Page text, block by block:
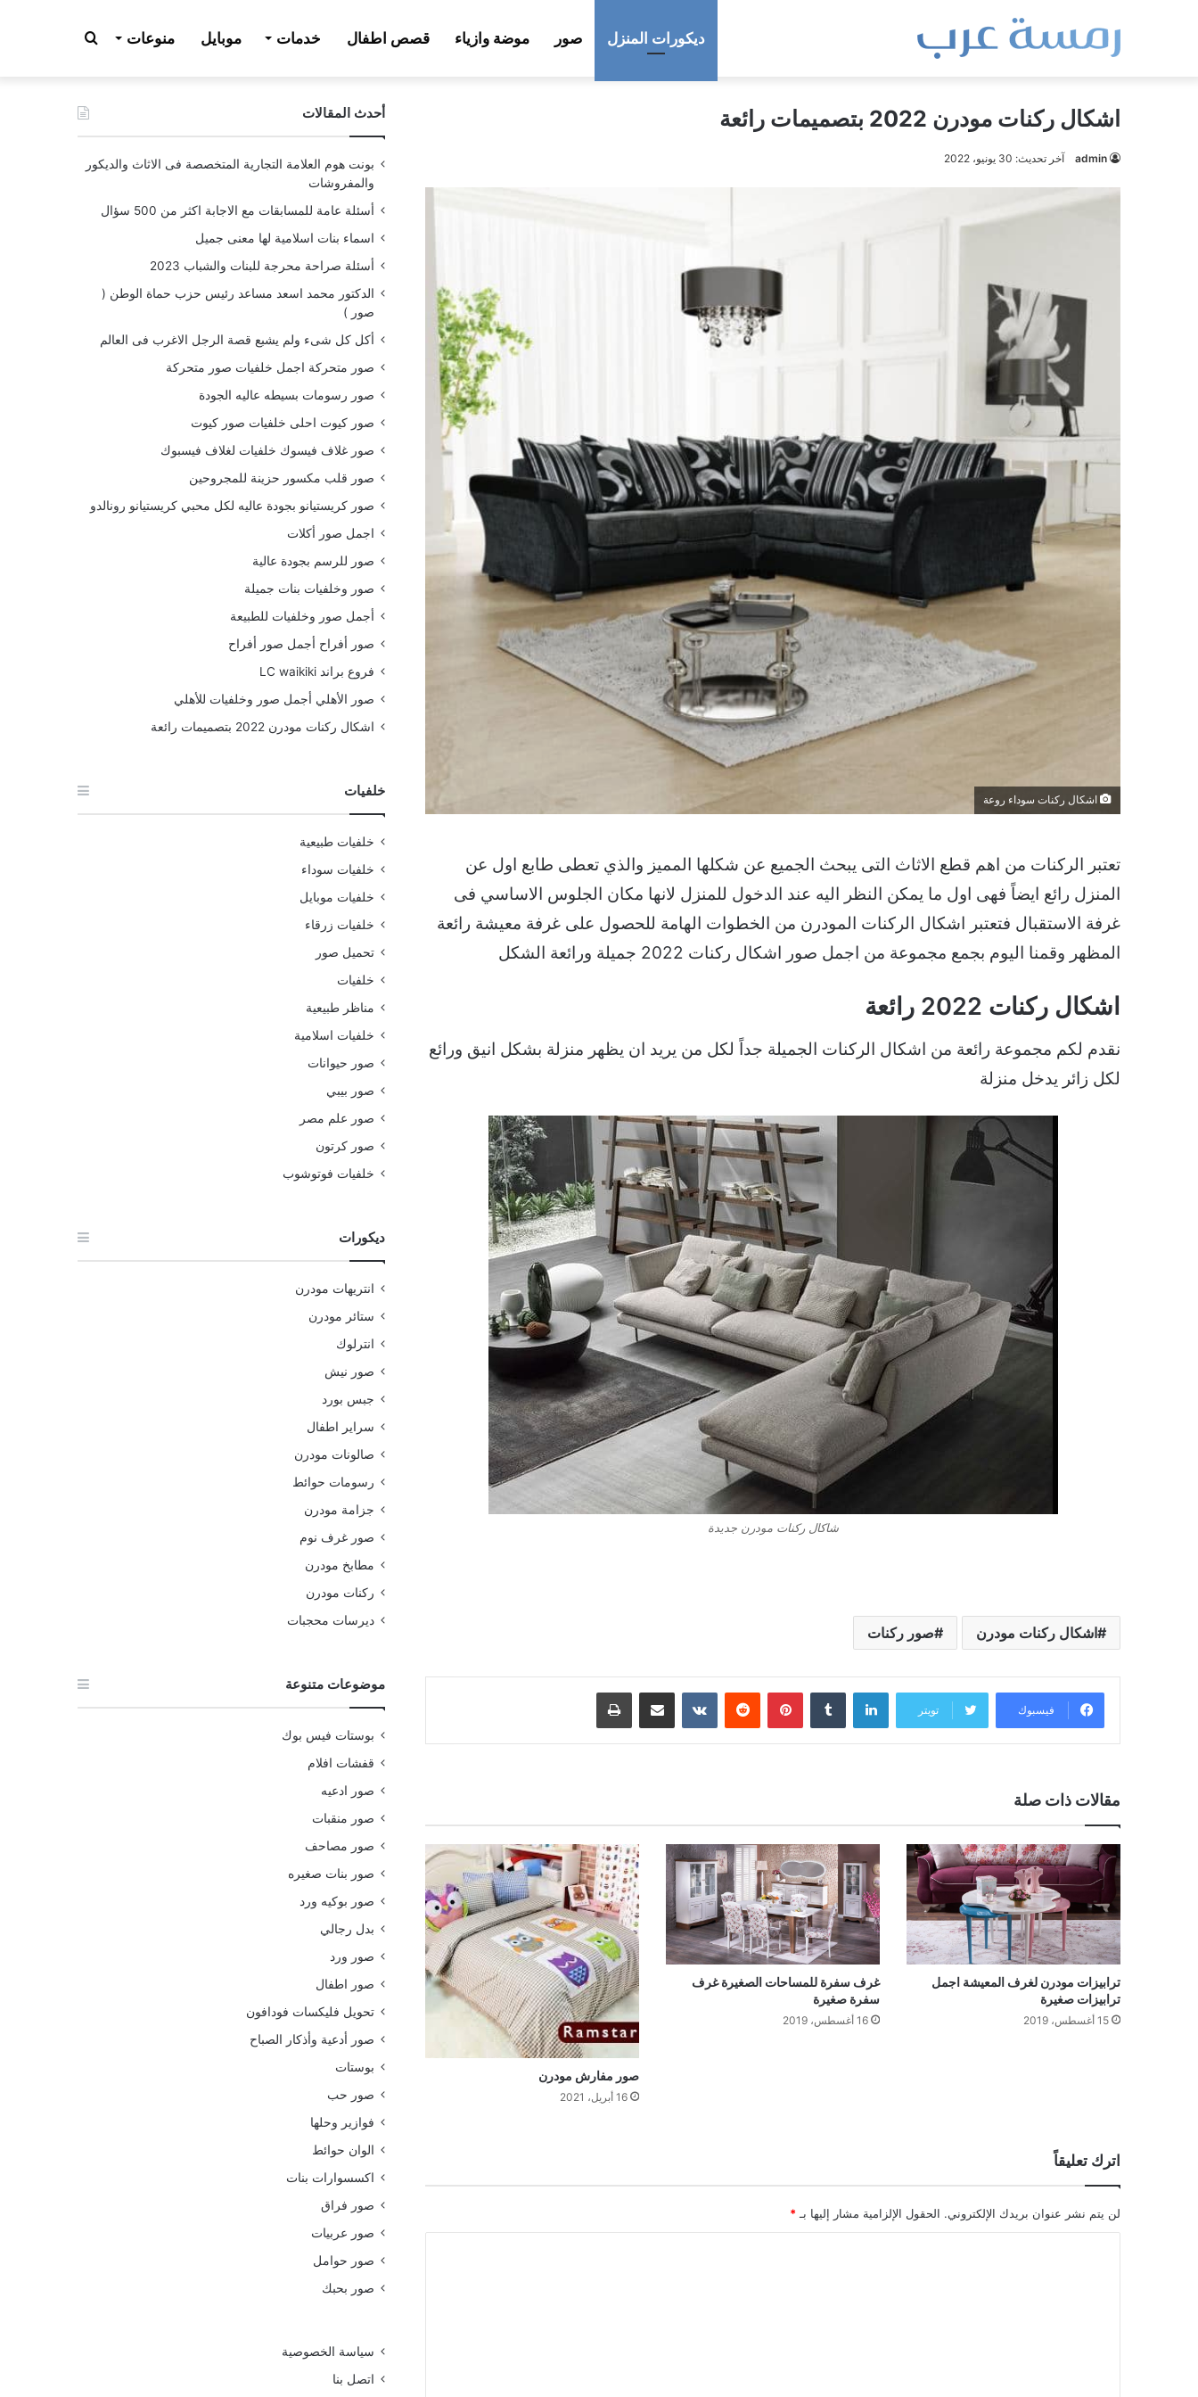
ديكورات المنزل صور موضة وازياء قصص اطفال خدمات موبايل منوعات بحث
عن اشكال ركنات مودرن 2022 بتصميمات رائعة
admin آخر تحديث: 30 يونيو، 2022
اشكال ركنات سوداء روعة
تعتبر الركنات من اهم قطع الاثاث التى يبحث الجميع عن شكلها المميز والذي تعطى طابع اول عن
المنزل رائع ايضاً فهى اول ما يمكن النظر اليه عند الدخول للمنزل لانها مكان الجلوس الاساسي فى
غرفة الاستقبال فتعتبر اشكال الركنات المودرن من الخطوات الهامة للحصول على غرفة معيشة رائعة
المظهر وقمنا اليوم بجمع مجموعة من اجمل صور اشكال ركنات 2022 جميلة ورائعة الشكل
اشكال ركنات 2022 رائعة
نقدم لكم مجموعة رائعة من اشكال الركنات الجميلة جداً لكل من يريد ان يظهر منزلة بشكل انيق ورائع
لكل زائر يدخل منزلة
شاكال ركنات مودرن جديدة
اشكال ركنات مودرن صور ركنات
فيسبوك تويتر
لينكدإن بينتيريست مشاركة عبر البريد طباعة
مقالات ذات صلة
ترابيزات مودرن لغرف المعيشة اجمل
ترابيزات صغيرة
15 أغسطس، 2019
غرف سفرة للمساحات الصغيرة غرف
سفرة صغيرة
16 أغسطس، 2019
صور مفارش مودرن
16 أبريل، 2021
اترك تعليقاً
لن يتم نشر عنوان بريدك الإلكتروني. الحقول الإلزامية مشار إليها بـ *
أحدث المقالات
بونت هوم العلامة التجارية المتخصصة فى الاثاث والديكور
والمفروشات
أسئلة عامة للمسابقات مع الاجابة اكثر من 500 سؤال
اسماء بنات اسلامية لها معنى جميل
أسئلة صراحة محرجة للبنات والشباب 2023
الدكتور محمد اسعد مساعد رئيس حزب حماة الوطن (
صور )
أكل كل شىء ولم يشبع قصة الرجل الاغرب فى العالم
صور متحركة اجمل خلفيات صور متحركة
صور رسومات بسيطه عاليه الجودة
صور كيوت احلى خلفيات صور كيوت
صور غلاف فيسوك خلفيات لغلاف فيسبوك
صور قلب مكسور حزينة للمجروحين
صور كريستيانو بجودة عاليه لكل محبي كريستيانو رونالدو
اجمل صور أكلات
صور للرسم بجودة عالية
صور وخلفيات بنات جميلة
أجمل صور وخلفيات للطبيعة
صور أفراح أجمل صور أفراح
فروع براند LC waikiki
صور الأهلي أجمل صور وخلفيات للأهلي
اشكال ركنات مودرن 2022 بتصميمات رائعة
خلفيات
خلفيات طبيعية
خلفيات سوداء
خلفيات موبايل
خلفيات زرقاء
تحميل صور
خلفيات
مناظر طبيعية
خلفيات اسلامية
صور حيوانات
صور بيبي
صور علم مصر
صور كرتون
خلفيات فوتوشوب
ديكورات
انتريهات مودرن
ستائر مودرن
انترلوك
صور نيش
جبس بورد
سراير اطفال
صالونات مودرن
رسومات حوائط
جزامة مودرن
صور غرف نوم
مطابخ مودرن
ركنات مودرن
ديرسات محجبات
موضوعات متنوعة
بوستات فيس بوك
قفشات افلام
صور ادعيه
صور منقبات
صور مصاحف
صور بنات صغيره
صور بوكيه ورد
بدل رجالي
صور ورد
صور اطفال
تحويل فليكسات فودافون
صور أدعية وأذكار الصباح
بوستات
صور حب
فوازير وحلها
الوان حوائط
اكسسوارات بنات
صور فراق
صور عربيات
صور حوامل
صور بحبك
سياسة الخصوصية
اتصل بنا